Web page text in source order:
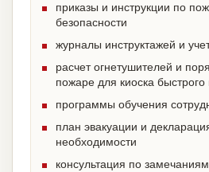
приказы и инструкции по
безопасности
журналы инструктажей и
расчет огнетушителей и
пожаре для киоска быстрого
программы обучения
план эвакуации и
необходимости
консультация по